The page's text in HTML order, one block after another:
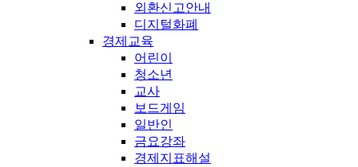
외환신고안내
디지털화폐
경제교육
어린이
청소년
교사
보드게임
일반인
금요강좌
경제지표해설